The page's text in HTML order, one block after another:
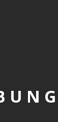
U Ν G